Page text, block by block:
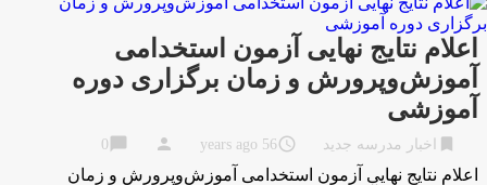
اعلام نتایج نهایی آزمون استخدامی
آموزش‌وپرورش و زمان برگزاری دوره‌
آموزشی
اخبار مدرسه جدید access_time
56 years ago
person
chat_bubble
اعلام نتایج نهایی آزمون استخدامی آموزش‌وپرورش و زمان